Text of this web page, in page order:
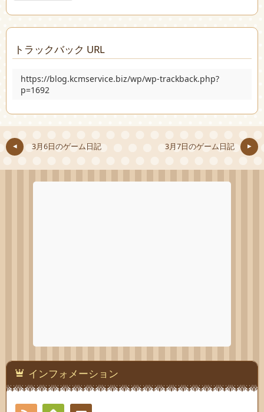
トラックバック URL
https://blog.kcmservice.biz/wp/wp-trackback.php?
p=1692
3月6日のゲーム日記 3月7日のゲーム日記
インフォメーション